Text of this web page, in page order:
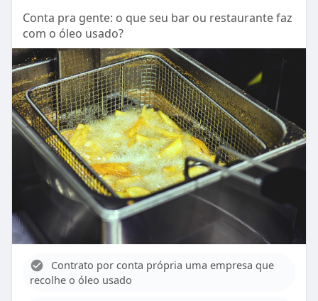
Conta pra gente: o que seu bar ou restaurante faz
com o óleo usado?
Contrato por conta própria uma empresa que
recolhe o óleo usado